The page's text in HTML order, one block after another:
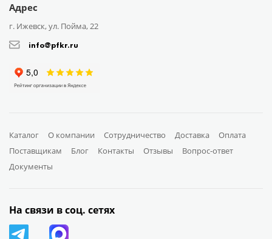
Адрес
г. Ижевск, ул. Пойма, 22
info@pfkr.ru
Каталог О компании Сотрудничество Доставка
Оплата
Поставщикам
Блог Контакты Отзывы
Вопрос-ответ
Документы
На связи в соц. сетях